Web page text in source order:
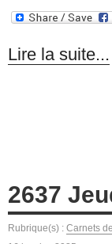
Lire la suite...
2637
Rubrique(s) : Carnets